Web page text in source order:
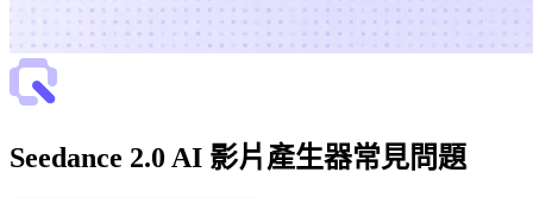
Seedance 2.0 AI 影片產生器常見問題